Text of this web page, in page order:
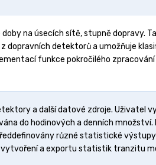
na úsecích sítě, stupně dopravy.
dopravních detektorů a umožňuje
funkce pokročilého
a další datové zdroje. Uživatel
do hodinových a denních množství.
různé statistické
a exportu statistik tranzitu